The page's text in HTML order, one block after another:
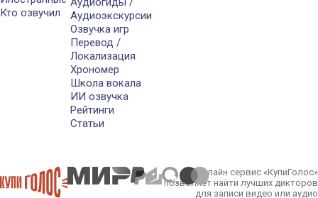
Кто озвучил
Аудиоэкскурсии
Озвучка игр
Перевод /
Локализация
Хрономер
Школа вокала
ИИ озвучка
Рейтинги
Статьи
Онлайн сервис «КупиГолос»
позволяет найти лучших дикторов
для записи видео или аудио